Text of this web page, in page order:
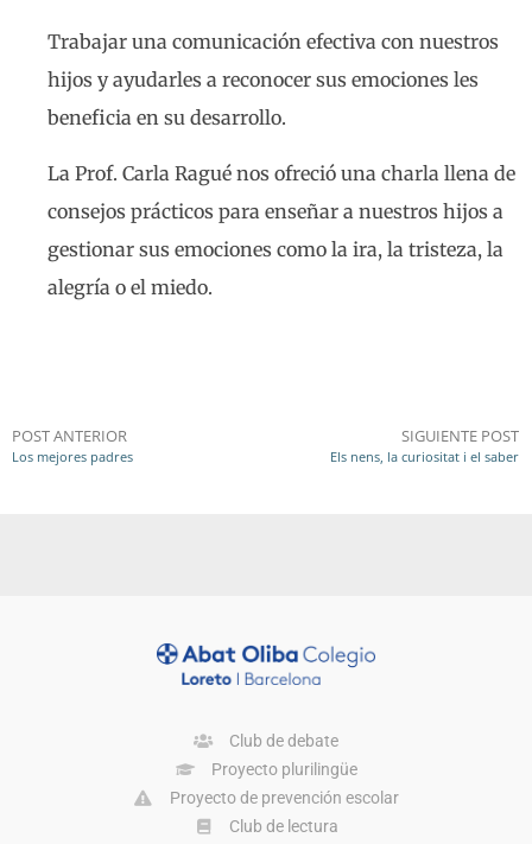
Trabajar una comunicación efectiva con nuestros
hijos y ayudarles a reconocer sus emociones les
beneficia en su desarrollo.
La Prof. Carla Ragué nos ofreció una charla llena de
consejos prácticos para enseñar a nuestros hijos a
gestionar sus emociones como la ira, la tristeza, la
alegría o el miedo.
POST ANTERIOR
Los mejores padres
SIGUIENTE POST
Els nens, la curiositat i el saber
Club de debate
Proyecto plurilingüe
Proyecto de prevención escolar
Club de lectura